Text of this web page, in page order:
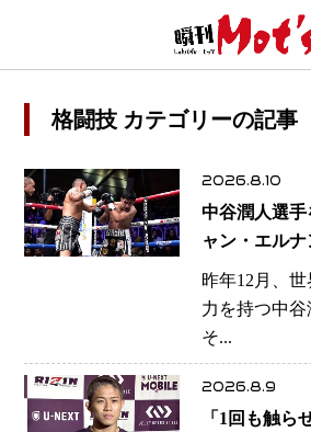
格闘技 カテゴリーの記事
2026.8.10
中谷潤人選
ャン・エル
巻KO 2回で
は亀田京之介
昨年12月、
力を持つ中谷
そ...
2026.8.9
「1回も触ら